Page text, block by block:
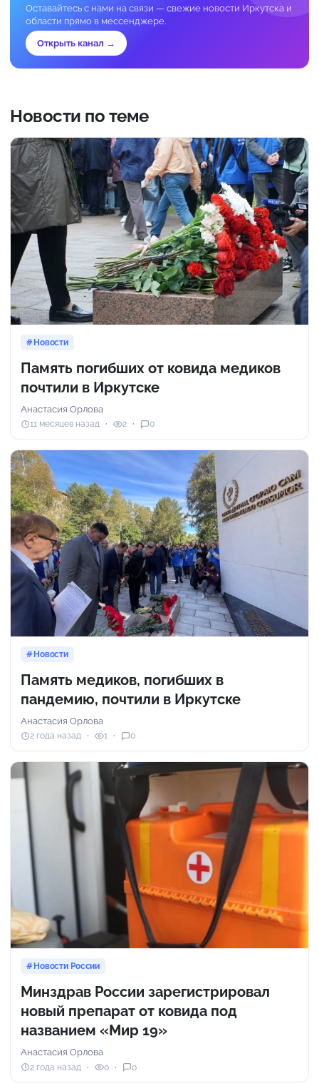
Оставайтесь с нами на связи — свежие новости Иркутска и
области прямо в мессенджере.
Открыть канал →
Новости по теме
Новости
Память погибших от ковида медиков
почтили в Иркутске
Анастасия Орлова
11 месяцев назад 2 0
Новости
Память медиков, погибших в
пандемию, почтили в Иркутске
Анастасия Орлова
2 года назад 1 0
Новости России
Минздрав России зарегистрировал
новый препарат от ковида под
названием «Мир 19»
Анастасия Орлова
2 года назад 0 0